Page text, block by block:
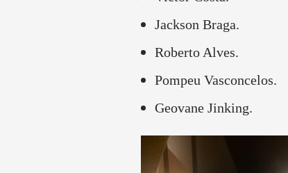
Jackson Braga.
Roberto Alves.
Pompeu Vasconcelos.
Geovane Jinking.